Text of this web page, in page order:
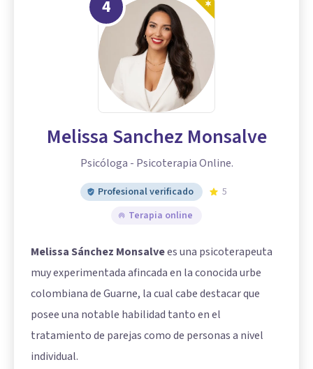
4
Melissa Sanchez Monsalve
Psicóloga - Psicoterapia Online.
Profesional verificado
5
Terapia online
Melissa Sánchez Monsalvees una psicoterapeuta
muy experimentada afincada en la conocida urbe
colombiana de Guarne, la cual cabe destacar que
posee una notable habilidad tanto en el
tratamiento de parejas como de personas a nivel
individual.